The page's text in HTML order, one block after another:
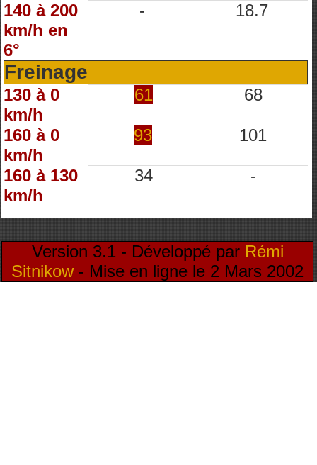
140 à 200
km/h en
6°
- 18.7
Freinage
130 à 0
km/h
61 68
160 à 0
km/h
93 101
160 à 130
km/h
34 -
Version 3.1 - Développé par Rémi
Sitnikow- Mise en ligne le 2 Mars 2002